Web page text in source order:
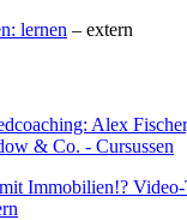
lernen – extern
Immobilien!?